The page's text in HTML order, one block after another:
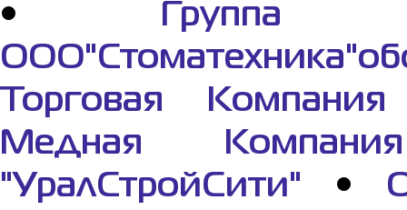
•
Группа
Торговая Компания
Медная Компания
"УралСтройСити" •